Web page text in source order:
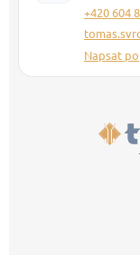
+420 604
Napsat